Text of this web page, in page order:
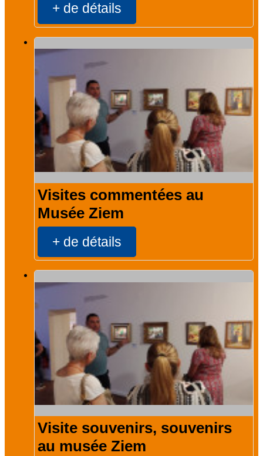
+ de détails
Visites commentées au
Musée Ziem
+ de détails
Visite souvenirs, souvenirs
au musée Ziem